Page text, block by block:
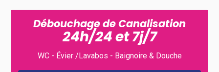
Débouchage de Canalisation
24h/24 et 7j/7
WC - Évier /Lavabos - Baignoire & Douche